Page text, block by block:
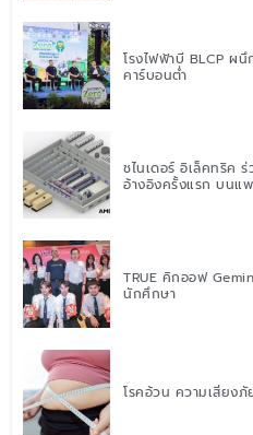
โรงไฟฟ้าบี BLCP ผ
คาร์บอนต่ำ
ชไนเดอร์ อิเล็คทริค
อ้างอิงครั้งแรก บนแ
TRUE คิกออฟ
นักศึกษา
โรคอ้วน ความเสี่ยงภั